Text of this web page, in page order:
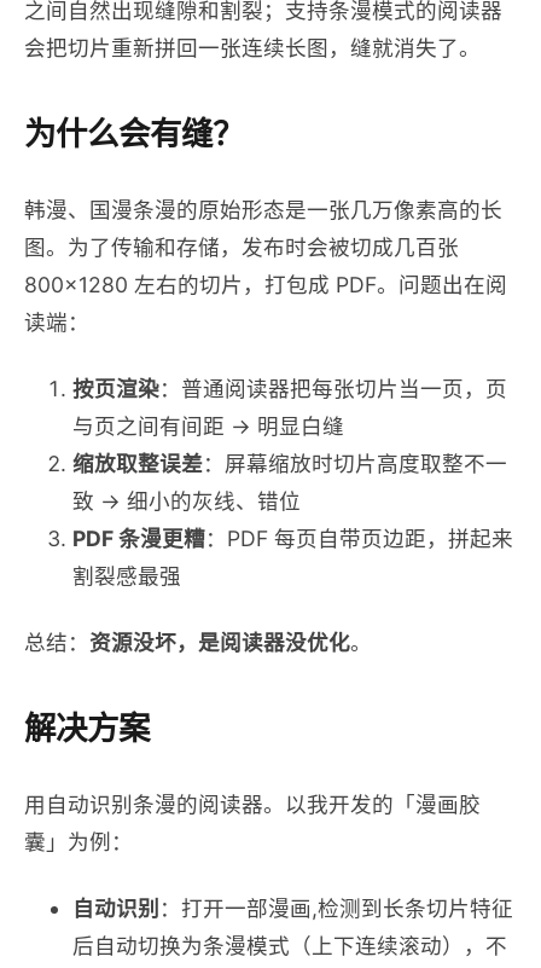
之间自然出现缝隙和割裂；支持条漫模式的阅读器
会把切片重新拼回一张连续长图，缝就消失了。
为什么会有缝？
韩漫、国漫条漫的原始形态是一张几万像素高的长
图。为了传输和存储，发布时会被切成几百张
800×1280 左右的切片，打包成 PDF。问题出在阅
读端：
按页渲染：普通阅读器把每张切片当一页，页
与页之间有间距 → 明显白缝
缩放取整误差：屏幕缩放时切片高度取整不一
致 → 细小的灰线、错位
PDF 条漫更糟：PDF 每页自带页边距，拼起来
割裂感最强
总结： 资源没坏，是阅读器没优化。
解决方案
用自动识别条漫的阅读器。以我开发的「漫画胶
囊」为例：
自动识别 ：打开一部漫画,检测到长条切片特征
后自动切换为条漫模式（上下连续滚动），不